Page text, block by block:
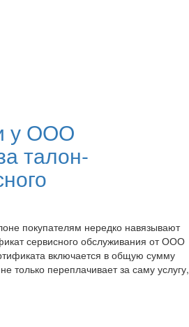
у ООО
талон-
покупателям нередко навязывают
сервисного обслуживания от ООО
включается в общую сумму
только переплачивает за саму услугу,